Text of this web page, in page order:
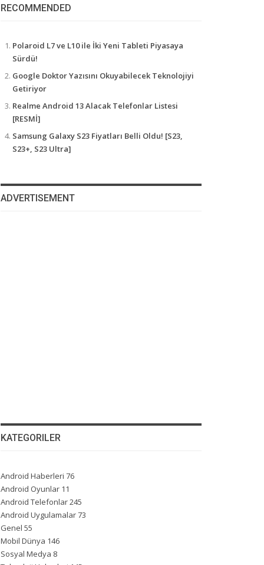
RECOMMENDED
Polaroid L7 ve L10 ile İki Yeni Tableti Piyasaya
Sürdü!
Google Doktor Yazısını Okuyabilecek Teknolojiyi
Getiriyor
Realme Android 13 Alacak Telefonlar Listesi
[RESMİ]
Samsung Galaxy S23 Fiyatları Belli Oldu! [S23,
S23+, S23 Ultra]
ADVERTISEMENT
KATEGORILER
Android Haberleri 76
Android Oyunlar 11
Android Telefonlar245
Android Uygulamalar73
Genel 55
Mobil Dünya 146
Sosyal Medya 8